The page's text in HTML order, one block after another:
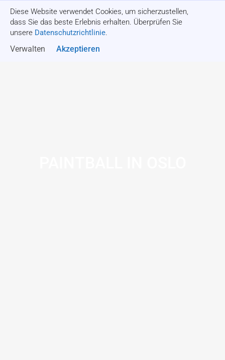
Diese Website verwendet Cookies, um sicherzustellen,
dass Sie das beste Erlebnis erhalten. Überprüfen Sie
unsere Datenschutzrichtlinie.
Verwalten Akzeptieren
Angebot einholen